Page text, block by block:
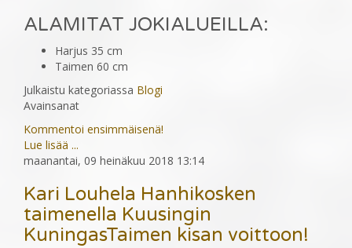
ALAMITAT JOKIALUEILLA:
Harjus 35 cm
Taimen 60 cm
Julkaistu kategoriassa Blogi
Avainsanat
Kommentoi ensimmäisenä!
Lue lisää ...
maanantai, 09 heinäkuu 2018 13:14
Kari Louhela Hanhikosken
taimenella Kuusingin
KuningasTaimen kisan voittoon!